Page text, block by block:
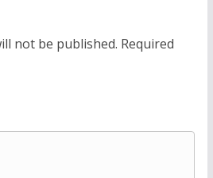
not be published. Required